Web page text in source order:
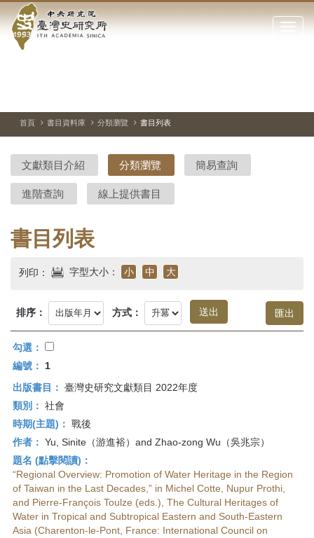
到中
央
院-
臺
灣
史
研
究
首
頁
點
閉
站
停、
圖
圖
結
首頁 書目資料庫 分類瀏覽 書目列表
文獻類目介紹 分類瀏覽 簡易查詢
進階查詢 線上提供書目
書目列表
列印： 字型大小： 小 中 大
排序： 方式：
勾選：
編號：
1
出版書目： 臺灣史研究文獻類目 2022年度
類別： 社會
時期(主題)： 戰後
作者： Yu, Sinite（游進裕）and Zhao-zong Wu（吳兆宗）
題名 (點擊閱讀)：
“Regional Overview: Promotion of Water Heritage in the Region
of Taiwan in the Last Decades,” in Michel Cotte, Nupur Prothi,
and Pierre-François Toulze (eds.), The Cultural Heritages of
Water in Tropical and Subtropical Eastern and South-Eastern
Asia (Charenton-le-Pont, France: International Council on